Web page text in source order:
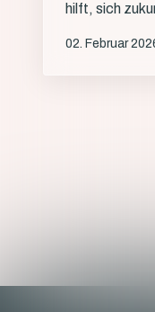
hilft, sich
02. Februar